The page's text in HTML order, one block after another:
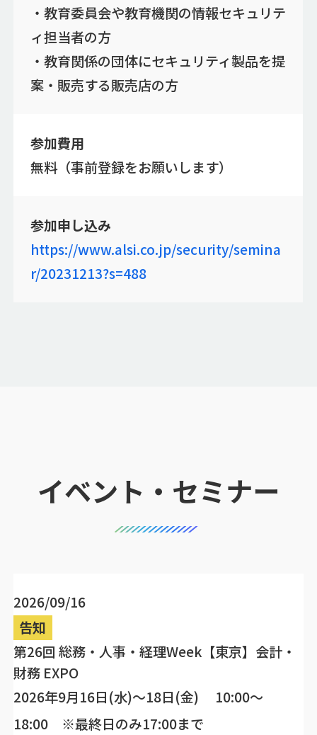
・教育委員会や教育機関の情報セキュリテ
ィ担当者の方
・教育関係の団体にセキュリティ製品を提
案・販売する販売店の方
参加費用
無料（事前登録をお願いします）
参加申し込み
https://www.alsi.co.jp/security/semina
r/20231213?s=488
イベント・セミナー
2026/09/16
告知
第26回 総務・人事・経理Week【東京】会計・
財務 EXPO
2026年9月16日(水)～18日(金) 10:00～
18:00 ※最終日のみ17:00まで